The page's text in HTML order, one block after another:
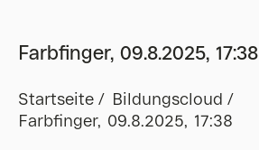
Farbfinger, 09.8.2025, 17:38
Startseite
Bildungscloud
Farbfinger, 09.8.2025, 17:38